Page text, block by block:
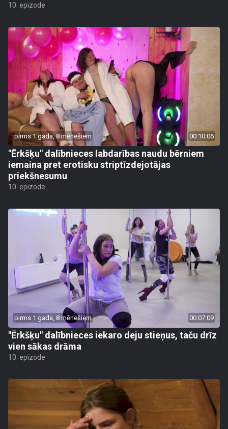
10. epizode
pirms 1 gada, 8 mēnešiem 00:10:06
"Ērkšķu" dalībnieces labdarības naudu bērniem
iemaina pret erotisku striptīzdejotājas
priekšnesumu
10. epizode
pirms 1 gada, 8 mēnešiem 00:07:09
"Ērkšķu" dalībnieces iekaro deju stieņus, taču drīz
vien sākas drāma
10. epizode